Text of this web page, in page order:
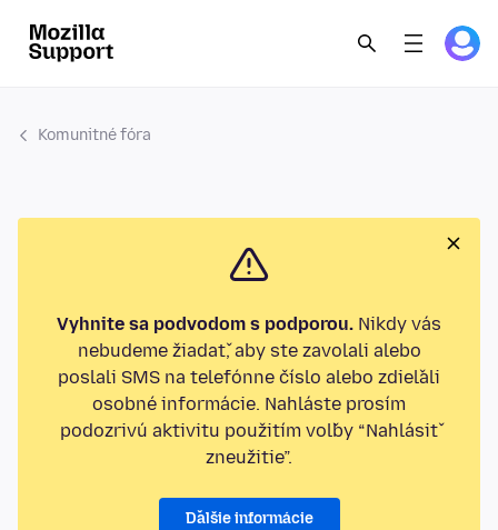
Komunitné fóra
Vyhnite sa podvodom s podporou. Nikdy vás
nebudeme žiadať, aby ste zavolali alebo
poslali SMS na telefónne číslo alebo zdieľali
osobné informácie. Nahláste prosím
podozrivú aktivitu použitím voľby “Nahlásiť
zneužitie”.
Ďalšie informácie